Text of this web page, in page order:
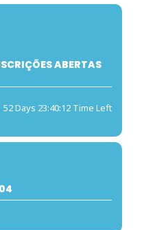
ABERTAS
52 Days 23:40:11 Time Left